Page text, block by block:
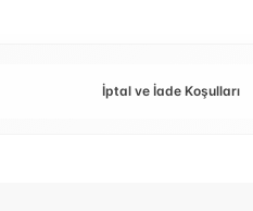
İptal ve İade Koşulları